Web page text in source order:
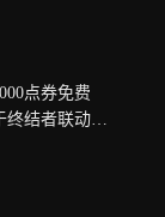
点券免费
终结者联动转